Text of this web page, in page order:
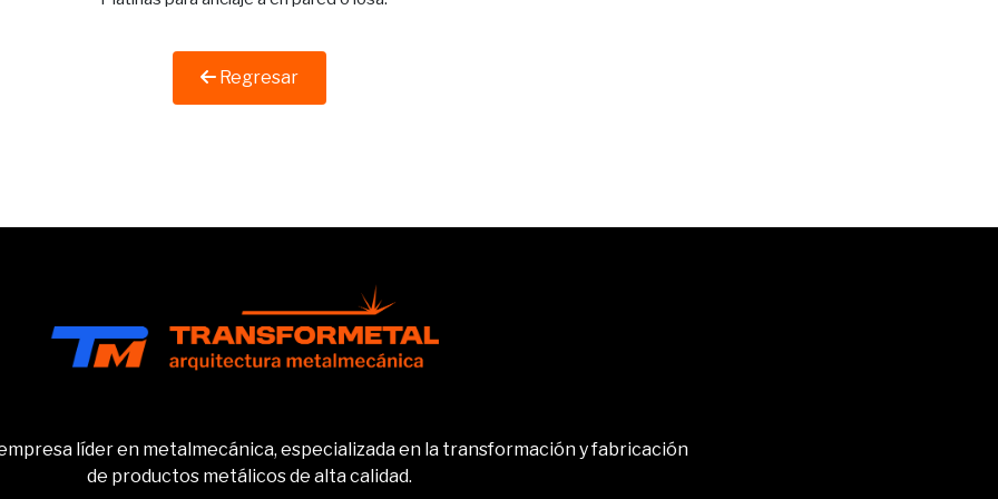
Regresar
líder en metalmecánica, especializada en la transformación y fabricación
de productos metálicos de alta calidad.